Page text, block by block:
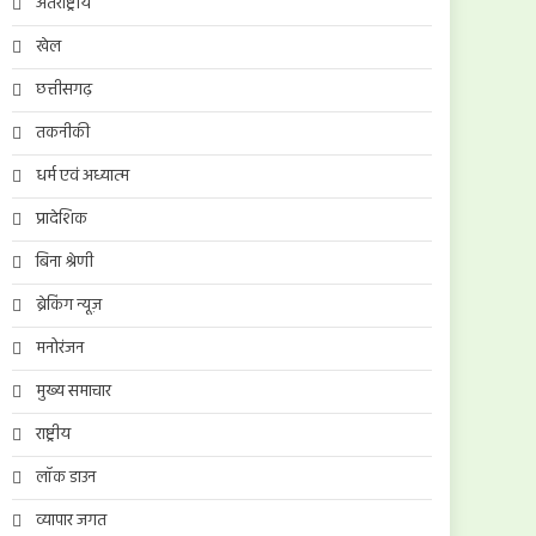
खेल
छत्तीसगढ़
तकनीकी
धर्म एवं अध्यात्म
प्रादेशिक
बिना श्रेणी
ब्रेकिंग न्यूज़
मनोरंजन
मुख्य समाचार
राष्ट्रीय
लॉक डाउन
व्यापार जगत